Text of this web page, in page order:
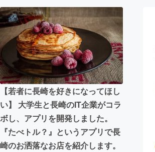
テクノロジー・ガジェット
映像・映画
ビジネス・起業
まちづくり・地域活性化
CAMPFIRE for Social Good
【若者に長崎を好きになってほし
い】 大学生と長崎のIT企業がコラ
ボし、アプリを開発しました。
『たべトル？』というアプリで長
崎のお洒落なお店を紹介します。